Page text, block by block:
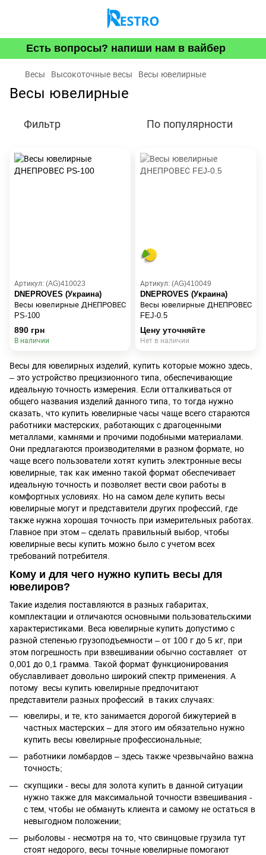
Есть вопросы? напиши нам в вайбер
Весы Высокоточные весы Весы ювелирные
Весы ювелирные
Фильтр По популярности
Артикул: (AG)410023
DNEPROVES (Украина)
Весы ювелирные ДНЕПРОВЕС
PS-100
890 грн
В наличии
Артикул: (AG)410049
DNEPROVES (Украина)
Весы ювелирные ДНЕПРОВЕС
FEJ-0.5
Цену уточняйте
Нет в наличии
Весы для ювелирных изделий, купить которые можно здесь,
– это устройство прецизионного типа, обеспечивающие
идеальную точность измерения. Если отталкиваться от
общего названия изделий данного типа, то тогда нужно
сказать, что купить ювелирные часы чаще всего стараются
работники мастерских, работающих с драгоценными
металлами, камнями и прочими подобными материалами.
Они предлагаются производителями в разном формате, но
чаще всего пользователи хотят купить электронные весы
ювелирные, так как именно такой формат обеспечивает
идеальную точность и позволяет вести свои работы в
комфортных условиях. Но на самом деле купить весы
ювелирные могут и представители других профессий, где
также нужна хорошая точность при измерительных работах.
Главное при этом – сделать правильный выбор, чтобы
ювелирные весы купить можно было с учетом всех
требований потребителя.
Кому и для чего нужно купить весы для
ювелиров?
Такие изделия поставляются в разных габаритах,
комплектации и отличаются основными пользовательскими
характеристиками. Веса ювелирные купить допустимо с
разной степенью грузоподъемности – от 100 г до 5 кг, при
этом погрешность при взвешивании обычно составляет от
0,001 до 0,1 грамма. Такой формат функционирования
обуславливает довольно широкий спектр применения. А
потому весы купить ювелирные предпочитают
представители разных профессий в таких случаях:
ювелиры, и те, кто занимается дорогой бижутерией в
частных мастерских – для этого им обязательно нужно
купить весы ювелирные профессиональные;
работники ломбардов – здесь также чрезвычайно важна
точность;
скупщики - весы для золота купить в данной ситуации
нужно также для максимальной точности взвешивания -
с тем, чтобы не обмануть клиента и самому не остаться в
невыгодном положении;
рыболовы - несмотря на то, что свинцовые грузила тут
стоят недорого, весы точные ювелирные помогают